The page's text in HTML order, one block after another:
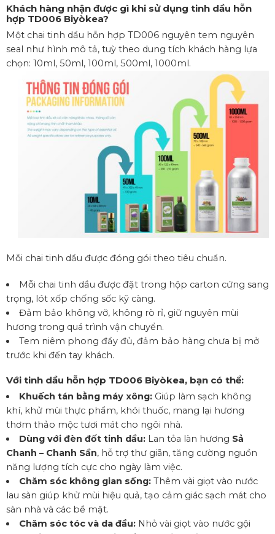
Khách hàng nhận được gì khi sử dụng tinh dầu hỗn
hợp TD006 Biyòkea?
Một chai tinh dầu hỗn hợp TD006 nguyên tem nguyên
seal như hình mô tả, tuỳ theo dung tích khách hàng lựa
chọn: 10ml, 50ml, 100ml, 500ml, 1000ml.
Mỗi chai tinh dầu được đóng gói theo tiêu chuẩn.
Mỗi chai tinh dầu được đặt trong hộp carton cứng sang
trọng, lót xốp chống sốc kỹ càng.
Đảm bảo không vỡ, không rò rỉ, giữ nguyên mùi
hương trong quá trình vận chuyển.
Tem niêm phong đầy đủ, đảm bảo hàng chưa bị mở
trước khi đến tay khách.
Với tinh dầu hỗn hợp TD006 Biyòkea, bạn có thể:
Khuếch tán bằng máy xông:Giúp làm sạch không
khí, khử mùi thực phẩm, khói thuốc, mang lại hương
thơm thảo mộc tươi mát cho ngôi nhà.
Dùng với đèn đốt tinh dầu:Lan tỏa làn hương Sả
Chanh – Chanh Sần, hỗ trợ thư giãn, tăng cường nguồn
năng lượng tích cực cho ngày làm việc.
Chăm sóc không gian sống:Thêm vài giọt vào nước
lau sàn giúp khử mùi hiệu quả, tạo cảm giác sạch mát cho
sàn nhà và các bề mặt.
Chăm sóc tóc và da đầu:Nhỏ vài giọt vào nước gội